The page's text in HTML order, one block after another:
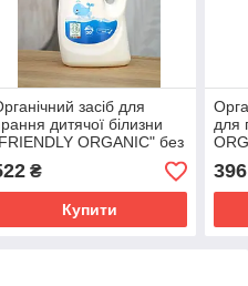
засіб для
дитячої білизни
ORGANIC" без
1000мл
₴
Купити
для
396